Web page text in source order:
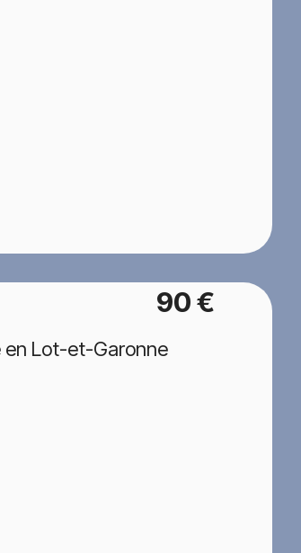
90 €
en Lot-et-Garonne